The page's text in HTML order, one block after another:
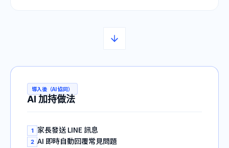
導入後（AI 協同）
AI 加持做法
1 家長發送 LINE 訊息
2 AI 即時自動回覆常見問題